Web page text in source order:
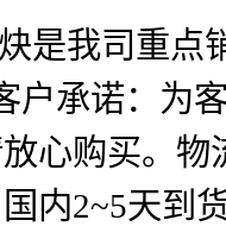
是我司重
户承诺：为
心购买。
内2~5天到